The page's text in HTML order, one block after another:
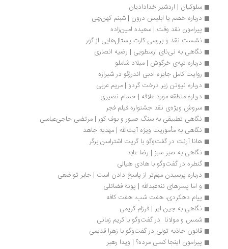
سلوکیان | اردشیر خدادادیان
درباره خصم یا ابلیس درون | شبنم کهن‌چی
پیرامون نقد وقت | سعیده امین‌زاده
نشست نقد و بررسی کارت پستال‌هایی از گور
نگاهی به نی‌نای ارسطویی | رضیه انصاری
درباره تپه‌ی خرگوش | میلاد شاملو
روایت کامل جایزه ادبی اندرزگو در شیرازه
درباره نیوتن زیر درخت گردو | مریم عربی
درباره منطقه مورد علاقه | حسام نصیری
سروش ویژه‌‌ی نقد جشنواره فیلم فجر
نگاهی تطبیقی به سنگ صبور و بوف کور | مرتضی حاجی‌عباسی
نگاهی به مأموریت ویژه آیت‌الله | مهدیه جاهد
هانا آرنت در گفت‌وگو با گریت اشتراسن برگر
نگاهی به صبر سبز | رضا عابد
گنطره در گفت‌وگو با هادی هیالی
درباره پرسیدن مهم‌تر از پاسخ دادن است | جابر تواضعی
و اما پسرهای ننه‌عبدالله | پونه فضائلی
پیام دهکردی، هفت شب، هفت کافه
نگاهی به جین ایر | فرزام کریمی
شمس و مولانا  در گفت‌وگو با کریم زمانی
قانون جاذبه تولی در گفت‌وگو با زهرا قدیمی
پیرامون اینجا کسی مرده؟ | ویدا رهبر